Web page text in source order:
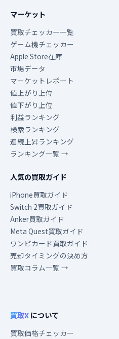
マーケット
買取チェッカー一覧
ゲーム機チェッカー
Apple Store在庫
市場データ
マーケットレポート
値上がり上位
値下がり上位
利益ランキング
検索ランキング
連続上昇ランキング
ランキング一覧 →
人気の買取ガイド
iPhone買取ガイド
Switch 2買取ガイド
Anker買取ガイド
Meta Quest買取ガイド
ワンピカード買取ガイド
売却タイミングの決め方
買取コラム一覧 →
買取Xについて
買取価格チェッカー